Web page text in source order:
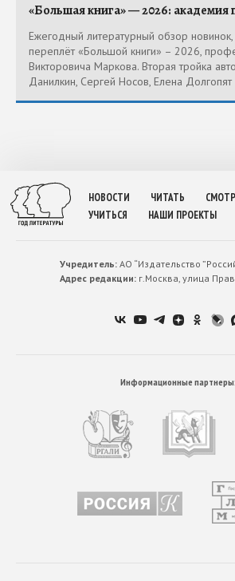
«Большая книга» — 2026: академия
Ежегодный литературный обзор
переплёт «Большой книги» – 2026,
Викторовича Маркова. Вторая тройка
Данилкин, Сергей Носов, Елена Долгопят
НОВОСТИ ЧИТАТЬ
УЧИТЬСЯ
НАШИ ПРОЕКТЫ
Учредитель:АО “Издательство
Адрес редакции:г.Москва, улица
Информационные партнеры: